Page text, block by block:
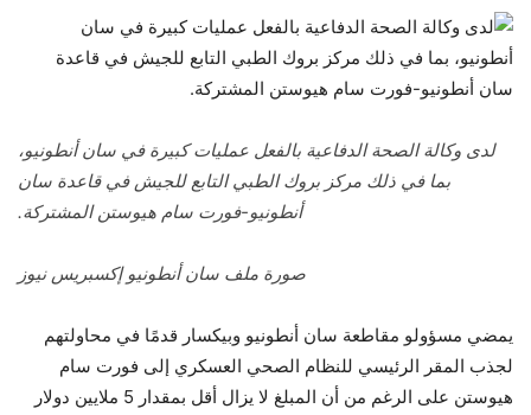
لدى وكالة الصحة الدفاعية بالفعل عمليات كبيرة في سان أنطونيو،
بما في ذلك مركز بروك الطبي التابع للجيش في قاعدة سان
أنطونيو-فورت سام هيوستن المشتركة.
صورة ملف سان أنطونيو إكسبريس نيوز
يمضي مسؤولو مقاطعة سان أنطونيو وبيكسار قدمًا في محاولتهم
لجذب المقر الرئيسي للنظام الصحي العسكري إلى فورت سام
هيوستن على الرغم من أن المبلغ لا يزال أقل بمقدار 5 ملايين دولار